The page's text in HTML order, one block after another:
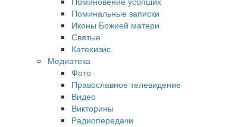
Поминальные записки
Иконы Божией матери
Святые
Катехизис
Медиатека
Фото
Православное телевидение
Видео
Викторины
Радиопередачи